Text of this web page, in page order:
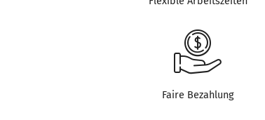
Faire Bezahlung